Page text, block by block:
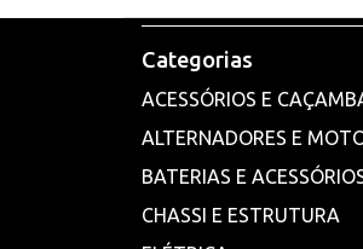
Categorias
ACESSÓRIOS E
ALTERNADORES E
BATERIAS E
CHASSI E ESTRUTURA